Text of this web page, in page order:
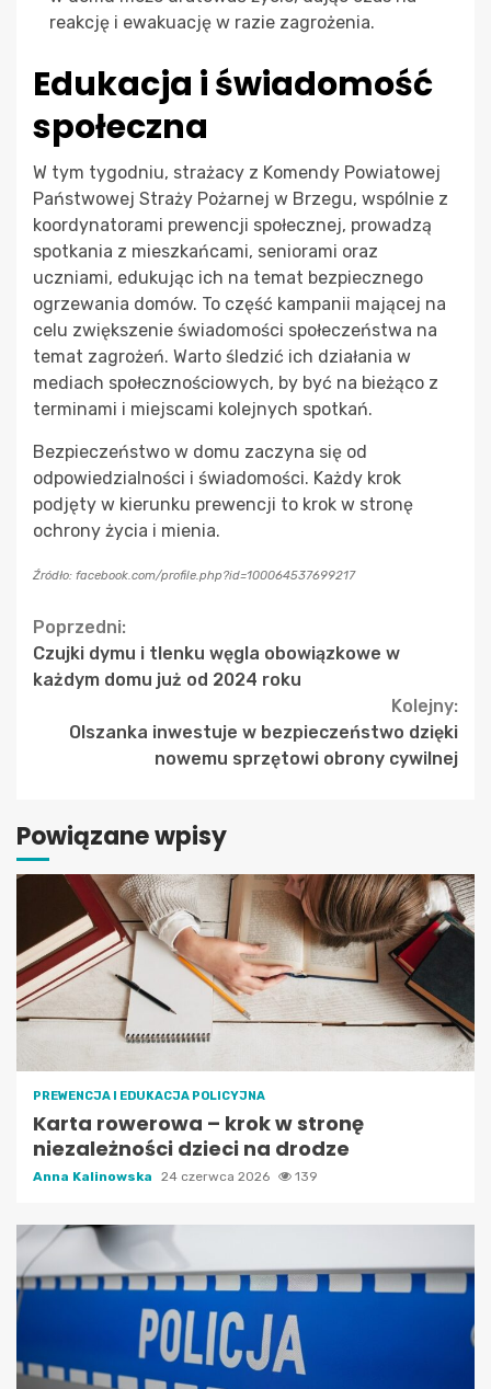
reakcję i ewakuację w razie zagrożenia.
Edukacja i świadomość
społeczna
W tym tygodniu, strażacy z Komendy Powiatowej
Państwowej Straży Pożarnej w Brzegu, wspólnie z
koordynatorami prewencji społecznej, prowadzą
spotkania z mieszkańcami, seniorami oraz
uczniami, edukując ich na temat bezpiecznego
ogrzewania domów. To część kampanii mającej na
celu zwiększenie świadomości społeczeństwa na
temat zagrożeń. Warto śledzić ich działania w
mediach społecznościowych, by być na bieżąco z
terminami i miejscami kolejnych spotkań.
Bezpieczeństwo w domu zaczyna się od
odpowiedzialności i świadomości. Każdy krok
podjęty w kierunku prewencji to krok w stronę
ochrony życia i mienia.
Źródło: facebook.com/profile.php?id=100064537699217
Continue
Reading
Poprzedni:
Czujki dymu i tlenku węgla obowiązkowe w
każdym domu już od 2024 roku
Kolejny:
Olszanka inwestuje w bezpieczeństwo dzięki
nowemu sprzętowi obrony cywilnej
Powiązane wpisy
PREWENCJA I EDUKACJA POLICYJNA
Karta rowerowa – krok w stronę
niezależności dzieci na drodze
Anna Kalinowska 24 czerwca 2026 139